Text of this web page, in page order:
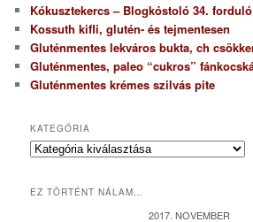
Kókusztekercs – Blogkóstoló 34. forduló
Kossuth kifli, glutén- és tejmentesen
Gluténmentes lekváros bukta, ch
Gluténmentes, paleo “cukros”
Gluténmentes krémes szilvás pite
KATEGÓRIA
K
e
EZ TÖRTÉNT NÁLAM…
2017. NOVEMBER